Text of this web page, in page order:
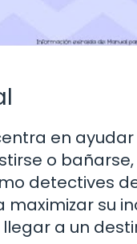
en
o
detectives
su
a un